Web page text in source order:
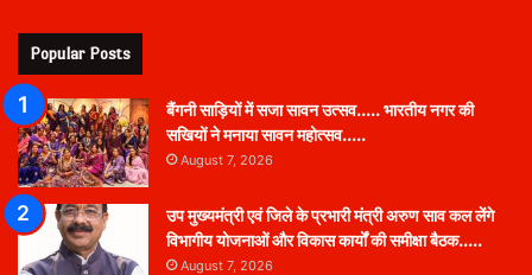
Popular Posts
बैंगनी साड़ियों में सजा सावन उत्सव….. भारतीय नगर की
सखियों ने मनाया सावन महोत्सव…..
August 7, 2026
उप मुख्यमंत्री एवं जिले के प्रभारी मंत्री अरुण साव कल लेंगे
विभागीय योजनाओं और विकास कार्यों की समीक्षा बैठक…..
August 7, 2026